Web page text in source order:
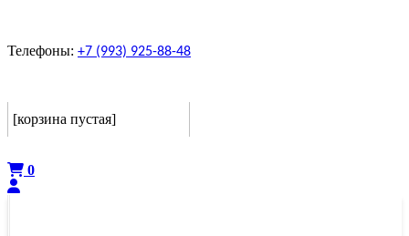
Телефоны: +7 (993) 925-88-48
[корзина пустая]
0